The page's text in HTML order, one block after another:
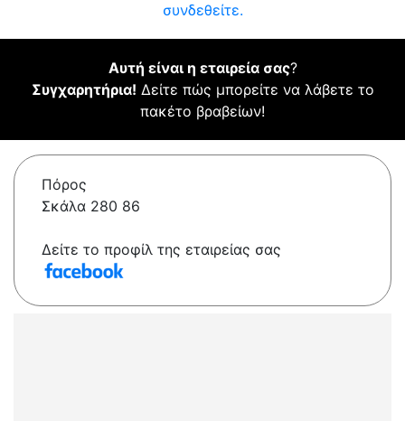
συνδεθείτε.
Αυτή είναι η εταιρεία σας?
Συγχαρητήρια! Δείτε πώς μπορείτε να λάβετε το
πακέτο βραβείων!
Πόρος
Σκάλα 280 86
Δείτε το προφίλ της εταιρείας σας